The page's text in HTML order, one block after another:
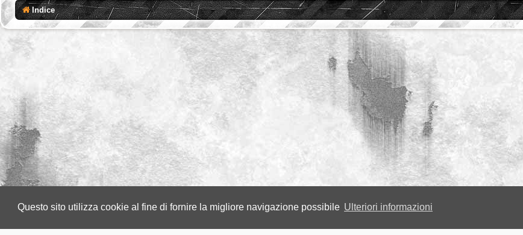
Questo sito utilizza cookie al fine di fornire la migliore navigazione possibile Ulteriori informazioni
Indice